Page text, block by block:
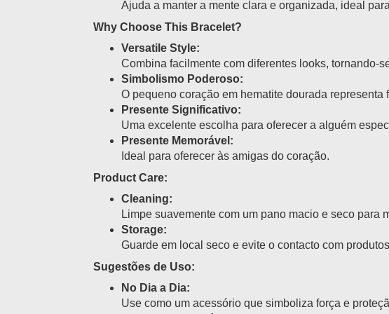
Ajuda a manter a mente clara e organizada, ideal
Why Choose This Bracelet?
Versatile Style:
Combina facilmente com diferentes looks, tornando-
Simbolismo Poderoso:
O pequeno coração em hematite dourada representa
Presente Significativo:
Uma excelente escolha para oferecer a alguém
Presente Memorável:
Ideal para oferecer às amigas do coração.
Product Care:
Cleaning:
Limpe suavemente com um pano macio e seco para
Storage:
Guarde em local seco e evite o contacto com
Sugestões de Uso:
No Dia a Dia:
Use como um acessório que simboliza força e